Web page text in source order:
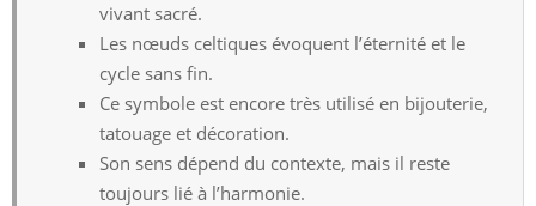
vivant sacré.
Les nœuds celtiques évoquent l’éternité et le
cycle sans fin.
Ce symbole est encore très utilisé en bijouterie,
tatouage et décoration.
Son sens dépend du contexte, mais il reste
toujours lié à l’harmonie.